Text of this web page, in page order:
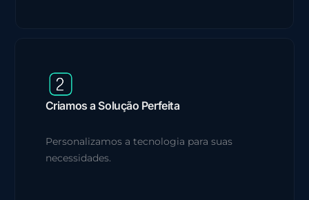
Criamos a Solução Perfeita
Personalizamos a tecnologia para suas
necessidades.